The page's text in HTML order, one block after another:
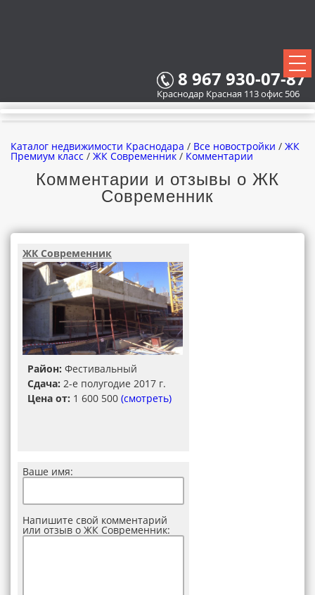
8 967 930-07-87
Краснодар Красная 113 офис 506
ВСЕ НОВОСТРОЙКИ
КАРТА НОВОСТРОЕК
ВСЕ КОТТЕДЖНЫЕ ПОСЕЛКИ
Каталог недвижимости Краснодара / Все новостройки / ЖК
Премиум класс / ЖК Современник / Комментарии
Комментарии и отзывы о ЖК
Современник
ЖК Современник
Район: Фестивальный
Сдача: 2-е полугодие 2017 г.
Цена от: 1 600 500 (смотреть)
Ваше имя:
Напишите свой комментарий
или отзыв о ЖК Современник: